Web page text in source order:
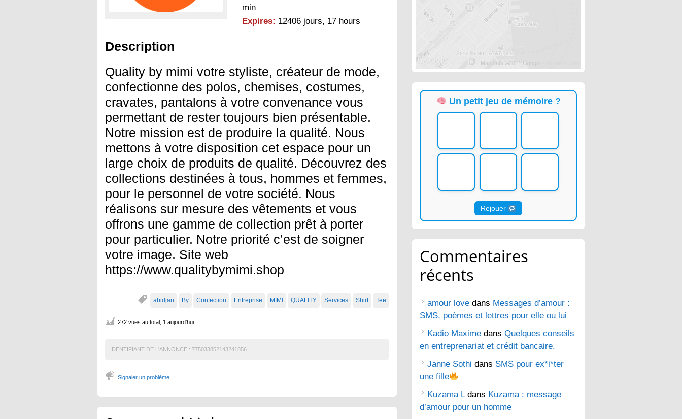
min
Expires: 12406 jours, 17 hours
Description
Quality by mimi votre styliste, créateur de mode,
confectionne des polos, chemises, costumes,
cravates, pantalons à votre convenance vous
permettant de rester toujours bien présentable.
Notre mission est de produire la qualité. Nous
mettons à votre disposition cet espace pour un
large choix de produits de qualité. Découvrez des
collections destinées à tous, hommes et femmes,
pour le personnel de votre société. Nous
réalisons sur mesure des vêtements et vous
offrons une gamme de collection prêt à porter
pour particulier. Notre priorité c’est de soigner
votre image. Site web
https://www.qualitybymimi.shop
abidjan By Confection Entreprise MIMI QUALITY Services Shirt Tee
272 vues au total, 1 aujourd'hui
IDENTIFIANT DE L'ANNONCE : 775033852143241856
Signaler un problème
Un petit jeu de mémoire ?
Rejouer
Commentaires
récents
amour love dans Messages d’amour :
SMS, poèmes et lettres pour elle ou lui
Kadio Maxime dans Quelques conseils
en entreprenariat et crédit bancaire.
Janne Sothi dans SMS pour ex*i*ter
une fille
Kuzama Ldans Kuzama : message
d’amour pour un homme